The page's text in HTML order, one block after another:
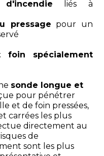
liés à
pressage pour un
spécialement
sonde longue et
pour pénétrer
et de foin pressées,
carrées les plus
directement au
de
sont les plus